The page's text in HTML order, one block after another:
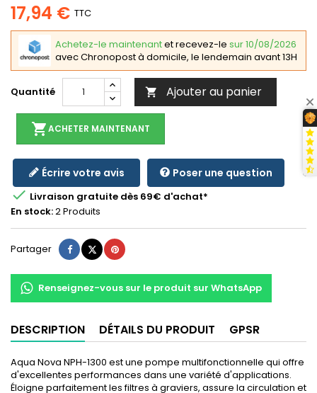
17,94 € TTC
Achetez-le maintenantet recevez-le sur 10/08/2026
avec Chronopost à domicile, le lendemain avant 13H
Quantité  Ajouter au panier
shopping_cartACHETER MAINTENANT
Écrire votre avis Poser une question
 Livraison gratuite dès 69€ d'achat*
En stock:2 Produits
Partager Partager
TweetPinterest
Renseignez-vous sur le produit sur WhatsApp
DESCRIPTION DÉTAILS DU PRODUIT GPSR
Aqua Nova NPH-1300 est une pompe multifonctionnelle qui offre
d'excellentes performances dans une variété d'applications.
Éloigne parfaitement les filtres à graviers, assure la circulation et